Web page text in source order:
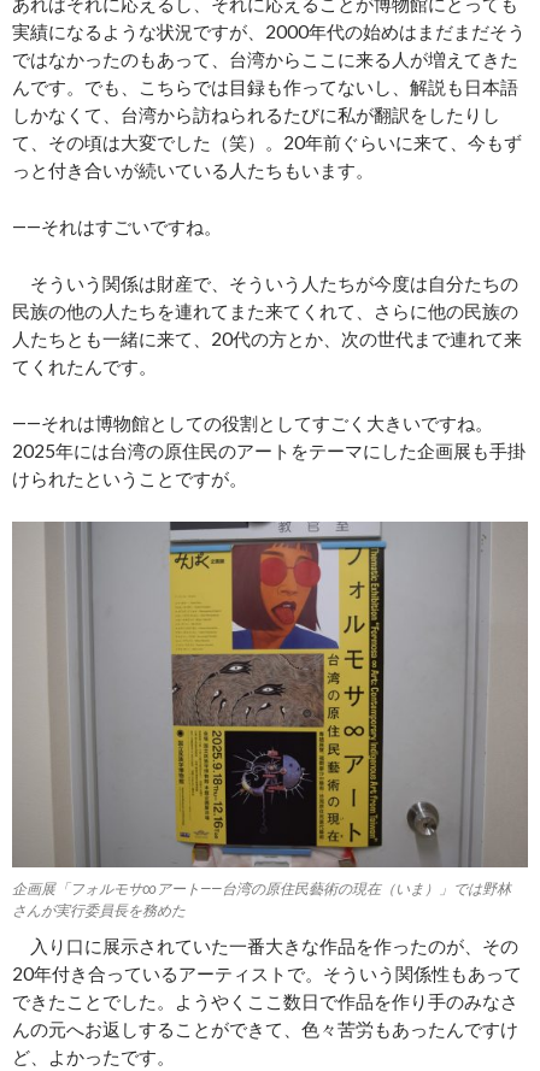
実績になるような状況ですが、2000年代の始めはまだまだそう
ではなかったのもあって、台湾からここに来る人が増えてきた
んです。でも、こちらでは目録も作ってないし、解説も日本語
しかなくて、台湾から訪ねられるたびに私が翻訳をしたりし
て、その頃は大変でした（笑）。20年前ぐらいに来て、今もず
っと付き合いが続いている人たちもいます。
――それはすごいですね。
そういう関係は財産で、そういう人たちが今度は自分たちの
民族の他の人たちを連れてまた来てくれて、さらに他の民族の
人たちとも一緒に来て、20代の方とか、次の世代まで連れて来
てくれたんです。
――それは博物館としての役割としてすごく大きいですね。
2025年には台湾の原住民のアートをテーマにした企画展も手掛
けられたということですが。
企画展「フォルモサ∞アート――台湾の原住民藝術の現在（いま）」では野林
さんが実行委員長を務めた
入り口に展示されていた一番大きな作品を作ったのが、その
20年付き合っているアーティストで。そういう関係性もあって
できたことでした。ようやくここ数日で作品を作り手のみなさ
んの元へお返しすることができて、色々苦労もあったんですけ
ど、よかったです。